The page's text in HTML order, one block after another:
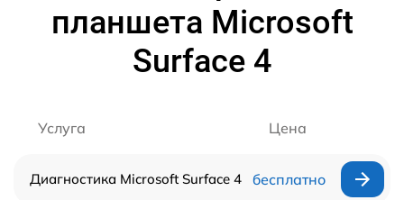
планшета Microsoft
Surface 4
Услуга Цена
Диагностика Microsoft Surface 4 бесплатно